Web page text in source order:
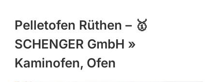
UNTERNEHMEN
PROFIL
Pelletofen Rüthen – 🥇
SCHENGER GmbH »
Kaminofen, Ofen